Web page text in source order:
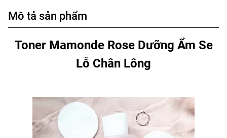
Mô tả sản phẩm
Toner Mamonde Rose Dưỡng Ẩm Se
Lỗ Chân Lông